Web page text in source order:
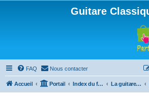
Guitare
FAQ Nous contacter
Accueil Portail Index du forum La guitare : instrument, cours et théorie